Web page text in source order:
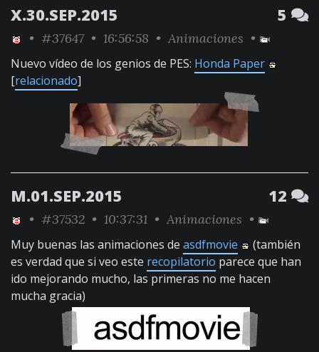
X.30.SEP.2015 5
• #37647 • 16:56:58 • Animaciones •
Nuevo vídeo de los genios de PES: Honda Paper
[relacionado]
M.01.SEP.2015 12
• #37532 • 10:37:31 • Animaciones •
Muy buenas las animaciones de asdfmovie
(también
es verdad que si veo este recopilatorio parece que han
ido mejorando mucho, las primeras no me hacen
mucha gracia)